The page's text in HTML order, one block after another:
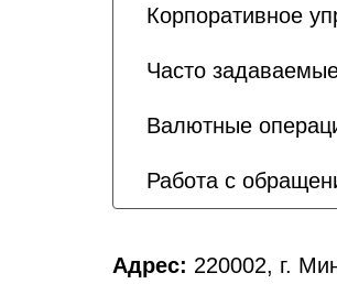
Корпоративное
Часто
Валютные
Работа с
Адрес: 220002, г.